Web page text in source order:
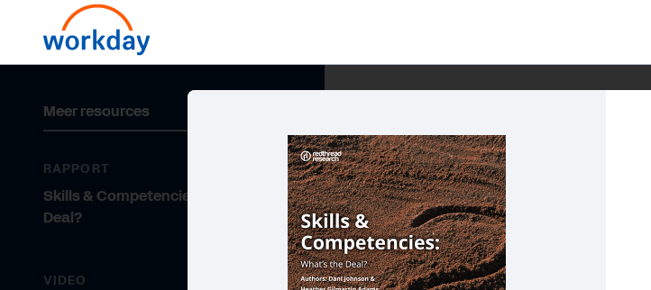
Meer resources
RAPPORT
Skills & Competencies: What’s the
Deal?
VIDEO